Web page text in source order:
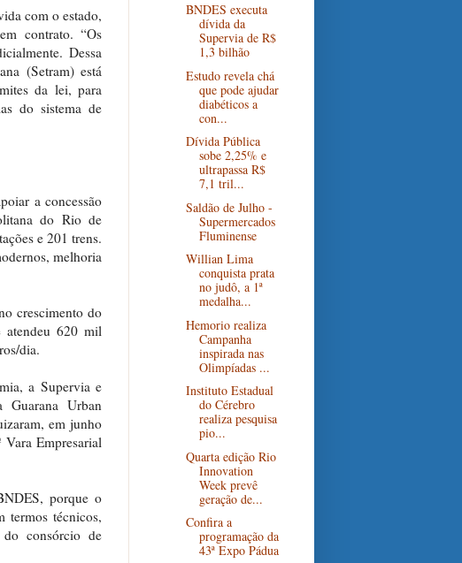
com o estado,
contrato. “Os
Dessa
(Setram) está
da lei, para
do sistema de
a concessão
do Rio de
e 201 trens.
melhoria
crescimento do
atendeu 620 mil
dia.
a Supervia e
Guarana Urban
em junho
Empresarial
porque o
termos técnicos,
consórcio de
BNDES executa
dívida da
Supervia de R$
1,3 bilhão
Estudo revela chá
que pode ajudar
diabéticos a
con...
Dívida Pública
sobe 2,25% e
ultrapassa R$
7,1 tril...
Saldão de Julho -
Supermercados
Fluminense
Willian Lima
conquista prata
no judô, a 1ª
medalha...
Hemorio realiza
Campanha
inspirada nas
Olimpíadas ...
Instituto Estadual
do Cérebro
realiza pesquisa
pio...
Quarta edição Rio
Innovation
Week prevê
geração de...
Confira a
programação da
43ª Expo Pádua